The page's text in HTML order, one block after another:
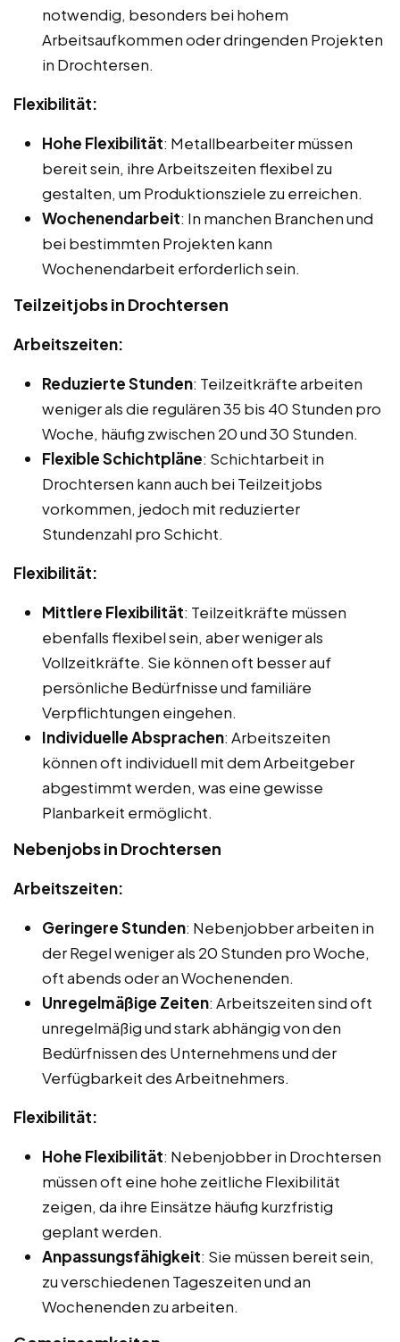
notwendig, besonders bei hohem
Arbeitsaufkommen oder dringenden Projekten
in Drochtersen.
Flexibilität:
Hohe Flexibilität: Metallbearbeiter müssen
bereit sein, ihre Arbeitszeiten flexibel zu
gestalten, um Produktionsziele zu erreichen.
Wochenendarbeit: In manchen Branchen und
bei bestimmten Projekten kann
Wochenendarbeit erforderlich sein.
Teilzeitjobs in Drochtersen
Arbeitszeiten:
Reduzierte Stunden: Teilzeitkräfte arbeiten
weniger als die regulären 35 bis 40 Stunden pro
Woche, häufig zwischen 20 und 30 Stunden.
Flexible Schichtpläne: Schichtarbeit in
Drochtersen kann auch bei Teilzeitjobs
vorkommen, jedoch mit reduzierter
Stundenzahl pro Schicht.
Flexibilität:
Mittlere Flexibilität: Teilzeitkräfte müssen
ebenfalls flexibel sein, aber weniger als
Vollzeitkräfte. Sie können oft besser auf
persönliche Bedürfnisse und familiäre
Verpflichtungen eingehen.
Individuelle Absprachen: Arbeitszeiten
können oft individuell mit dem Arbeitgeber
abgestimmt werden, was eine gewisse
Planbarkeit ermöglicht.
Nebenjobs in Drochtersen
Arbeitszeiten:
Geringere Stunden: Nebenjobber arbeiten in
der Regel weniger als 20 Stunden pro Woche,
oft abends oder an Wochenenden.
Unregelmäßige Zeiten: Arbeitszeiten sind oft
unregelmäßig und stark abhängig von den
Bedürfnissen des Unternehmens und der
Verfügbarkeit des Arbeitnehmers.
Flexibilität:
Hohe Flexibilität: Nebenjobber in Drochtersen
müssen oft eine hohe zeitliche Flexibilität
zeigen, da ihre Einsätze häufig kurzfristig
geplant werden.
Anpassungsfähigkeit: Sie müssen bereit sein,
zu verschiedenen Tageszeiten und an
Wochenenden zu arbeiten.